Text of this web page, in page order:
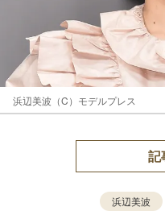
浜辺美波（C）モデルプレス
記
浜辺美波